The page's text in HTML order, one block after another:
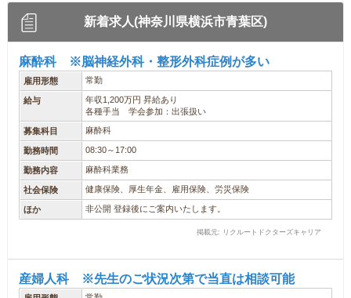
新着求人(神奈川県横浜市青葉区)
麻酔科 ※脳神経外科・整形外科症例が多い
雇用形態 常勤
給与
年収1,200万円 昇給あり
各種手当 学会参加：出張扱い
募集科目 麻酔科
勤務時間 08:30～17:00
勤務内容 麻酔科業務
社会保険 健康保険、厚生年金、雇用保険、労災保険
ほか 非公開 登録後にご案内いたします。
掲載元: リクルートドクターズキャリア
産婦人科 ※先生のご状況次第で当直は相談可能